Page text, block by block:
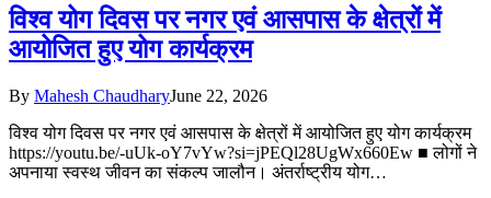
विश्व योग दिवस पर नगर एवं आसपास के क्षेत्रों में
आयोजित हुए योग कार्यक्रम
By Mahesh ChaudharyJune 22, 2026
विश्व योग दिवस पर नगर एवं आसपास के क्षेत्रों में आयोजित हुए योग कार्यक्रम
https://youtu.be/-uUk-oY7vYw?si=jPEQl28UgWx660Ew ■ लोगों ने
अपनाया स्वस्थ जीवन का संकल्प जालौन। अंतर्राष्ट्रीय योग…